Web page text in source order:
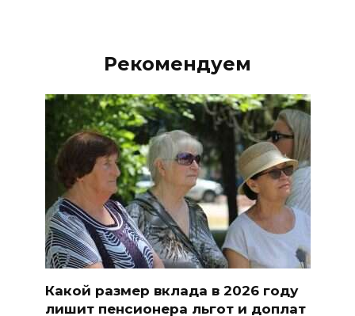
Рекомендуем
Какой размер вклада в 2026 году
лишит пенсионера льгот и доплат